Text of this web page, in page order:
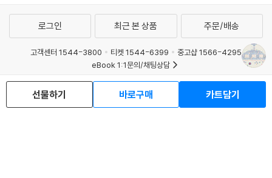
선물하기 바로구매 카트담기
로그인 최근 본 상품 주문/배송
고객센터 1544-3800 티켓 1544-6399
중고샵 1566-4295
eBook 1:1문의/채팅상담
예스이십사(주) 사업자 정보
이용약관
개인정보처리방침
청소년보호정책